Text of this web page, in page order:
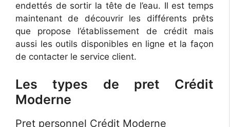
endettés de sortir la tête de l’eau. Il est temps
maintenant de découvrir les différents prêts
que propose l’établissement de crédit mais
aussi les outils disponibles en ligne et la façon
de contacter le service client.
Les types de pret Crédit
Moderne
Pret personnel Crédit Moderne